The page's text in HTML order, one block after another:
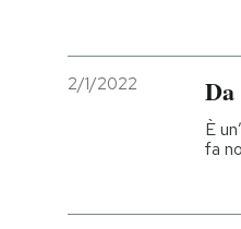
2/1/2022
È
fa